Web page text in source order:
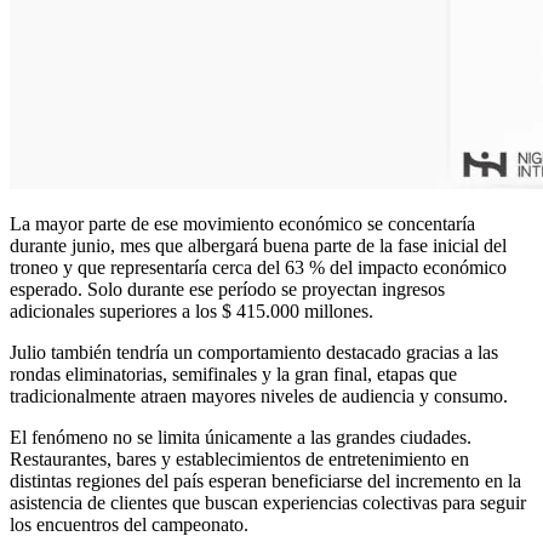
La mayor parte de ese movimiento económico se concentaría
durante junio, mes que albergará buena parte de la fase inicial del
troneo y que representaría cerca del 63 % del impacto económico
esperado. Solo durante ese período se proyectan ingresos
adicionales superiores a los $ 415.000 millones.
Julio también tendría un comportamiento destacado gracias a las
rondas eliminatorias, semifinales y la gran final, etapas que
tradicionalmente atraen mayores niveles de audiencia y consumo.
El fenómeno no se limita únicamente a las grandes ciudades.
Restaurantes, bares y establecimientos de entretenimiento en
distintas regiones del país esperan beneficiarse del incremento en la
asistencia de clientes que buscan experiencias colectivas para seguir
los encuentros del campeonato.